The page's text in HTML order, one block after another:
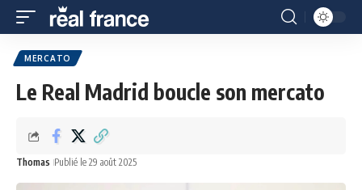
MERCATO
Le Real Madrid boucle son mercato
Thomas Publié le 29 août 2025